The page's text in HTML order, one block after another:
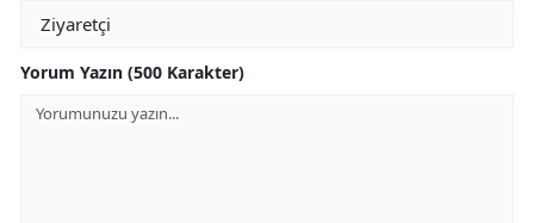
Yorum Yazın (500 Karakter)